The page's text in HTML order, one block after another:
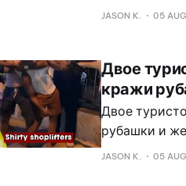
на Пхукете в
JASON K. 05
Двое
кражи
Двое
рубашки и
публикации
JASON K. 05